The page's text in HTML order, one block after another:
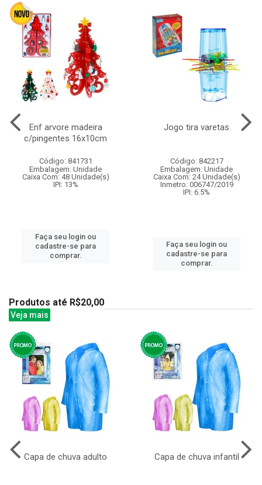
Enf arvore madeira
c/pingentes 16x10cm
Código: 841731
Embalagem: Unidade
Caixa Com: 48 Unidade(s)
IPI: 13%
Faça seu login ou
cadastre-se para
comprar.
Jogo tira varetas
Código: 842217
Embalagem: Unidade
Caixa Com: 24 Unidade(s)
Inmetro: 006747/2019
IPI: 6.5%
Faça seu login ou
cadastre-se para
comprar.
Produtos até R$20,00
Veja mais
Capa de chuva adulto Capa de chuva infantil